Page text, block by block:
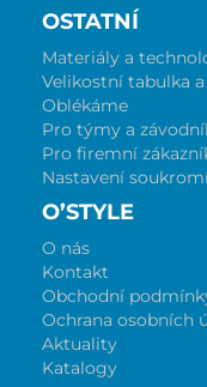
OSTATNÍ
Materiály a
Velikostní tabulka
Oblékáme
Pro týmy a
Pro firemní
Nastavení
O’STYLE
O nás
Kontakt
Obchodní
Ochrana osobních
Aktuality
Katalogy